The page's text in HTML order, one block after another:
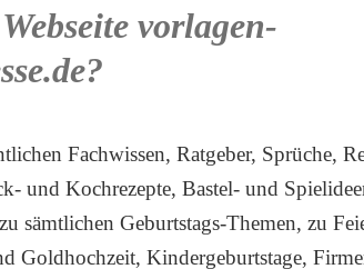
vorlagen-
Fachwissen, Ratgeber, Sprüche,
und Kochrezepte, Bastel- und
sämtlichen Geburtstags-Themen, zu
Goldhochzeit, Kindergeburtstage,